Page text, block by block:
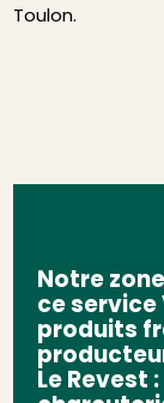
Toulon.
Notre
ce service
produits
Le Revest